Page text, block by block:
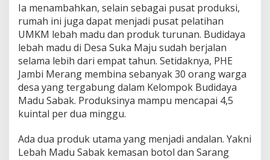
Ia menambahkan, selain sebagai pusat produksi,
rumah ini juga dapat menjadi pusat pelatihan
UMKM lebah madu dan produk turunan. Budidaya
lebah madu di Desa Suka Maju sudah berjalan
selama lebih dari empat tahun. Setidaknya, PHE
Jambi Merang membina sebanyak 30 orang warga
desa yang tergabung dalam Kelompok Budidaya
Madu Sabak. Produksinya mampu mencapai 4,5
kuintal per dua minggu.
Ada dua produk utama yang menjadi andalan. Yakni
Lebah Madu Sabak kemasan botol dan Sarang